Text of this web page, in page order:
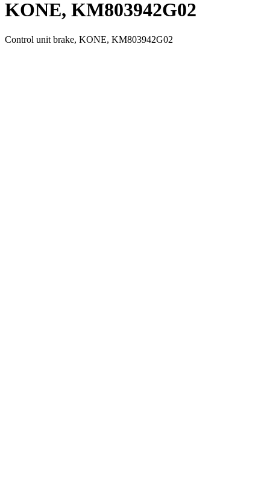
KONE, KM803942G02
Control unit brake, KONE, KM803942G02